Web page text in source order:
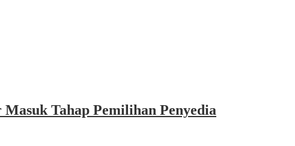
Tahap Pemilihan Penyedia